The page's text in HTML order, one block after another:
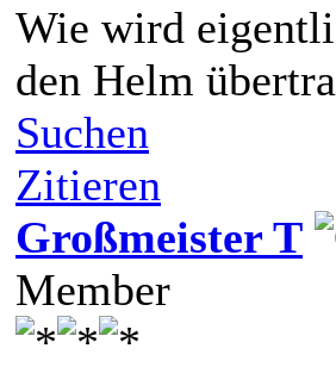
Wie wird
den Helm
Suchen
Zitieren
Großmeister T
Member